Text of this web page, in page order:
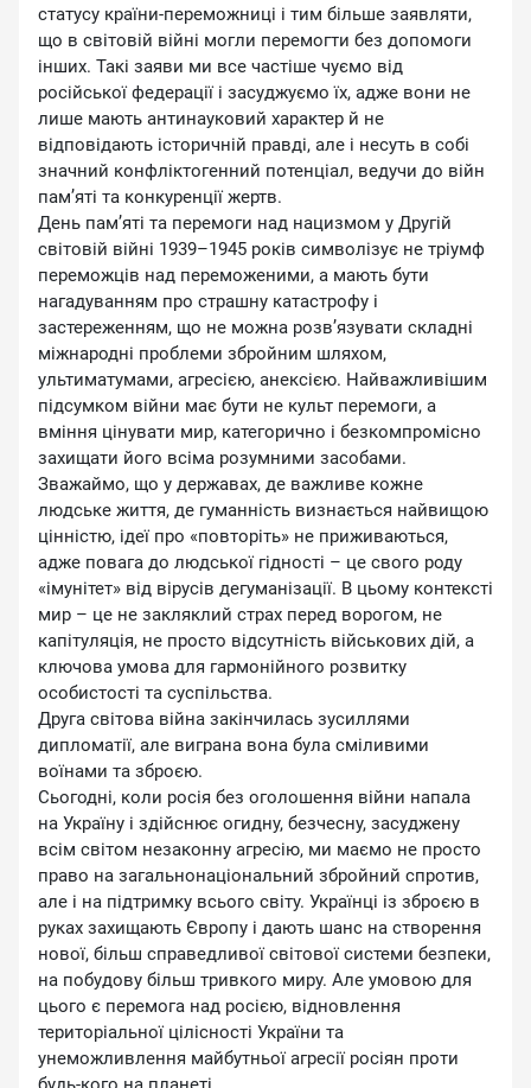
статусу країни-переможниці і тим більше заявляти,
що в світовій війні могли перемогти без допомоги
інших. Такі заяви ми все частіше чуємо від
російської федерації і засуджуємо їх, адже вони не
лише мають антинауковий характер й не
відповідають історичній правді, але і несуть в собі
значний конфліктогенний потенціал, ведучи до війн
пам’яті та конкуренції жертв.
День пам’яті та перемоги над нацизмом у Другій
світовій війні 1939–1945 років символізує не тріумф
переможців над переможеними, а мають бути
нагадуванням про страшну катастрофу і
застереженням, що не можна розв’язувати складні
міжнародні проблеми збройним шляхом,
ультиматумами, агресією, анексією. Найважливішим
підсумком війни має бути не культ перемоги, а
вміння цінувати мир, категорично і безкомпромісно
захищати його всіма розумними засобами.
Зважаймо, що у державах, де важливе кожне
людське життя, де гуманність визнається найвищою
цінністю, ідеї про «повторіть» не приживаються,
адже повага до людської гідності – це свого роду
«імунітет» від вірусів дегуманізації. В цьому контексті
мир – це не закляклий страх перед ворогом, не
капітуляція, не просто відсутність військових дій, а
ключова умова для гармонійного розвитку
особистості та суспільства.
Друга світова війна закінчилась зусиллями
дипломатії, але виграна вона була сміливими
воїнами та зброєю.
Сьогодні, коли росія без оголошення війни напала
на Україну і здійснює огидну, безчесну, засуджену
всім світом незаконну агресію, ми маємо не просто
право на загальнонаціональний збройний спротив,
але і на підтримку всього світу. Українці із зброєю в
руках захищають Європу і дають шанс на створення
нової, більш справедливої світової системи безпеки,
на побудову більш тривкого миру. Але умовою для
цього є перемога над росією, відновлення
територіальної цілісності України та
унеможливлення майбутньої агресії росіян проти